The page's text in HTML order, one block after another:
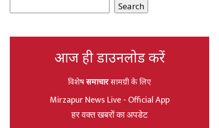
Search
आज ही डाउनलोड करें
विशेषसमाचारसामग्री के लिए
Mirzapur News Live - Official App
हर वक्त खबरों का अपडेट